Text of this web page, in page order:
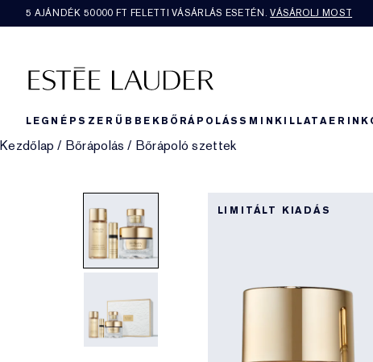
5 AJÁNDÉK 50000​ FT FELETTI VÁSÁRLÁS ESETÉN.VÁSÁROLJ MOST
LEGNÉPSZERŰBBEKBŐRÁPOLÁSSMINKILLATAERIN
Kezdőlap / Bőrápolás / Bőrápoló szettek
LIMITÁLT KIADÁS